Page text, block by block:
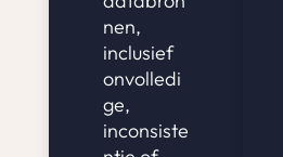
nen,
inclusief
onvolledi
ge,
inconsiste